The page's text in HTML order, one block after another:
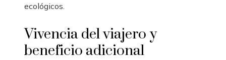
ecológicos.
Vivencia del viajero y
beneficio adicional